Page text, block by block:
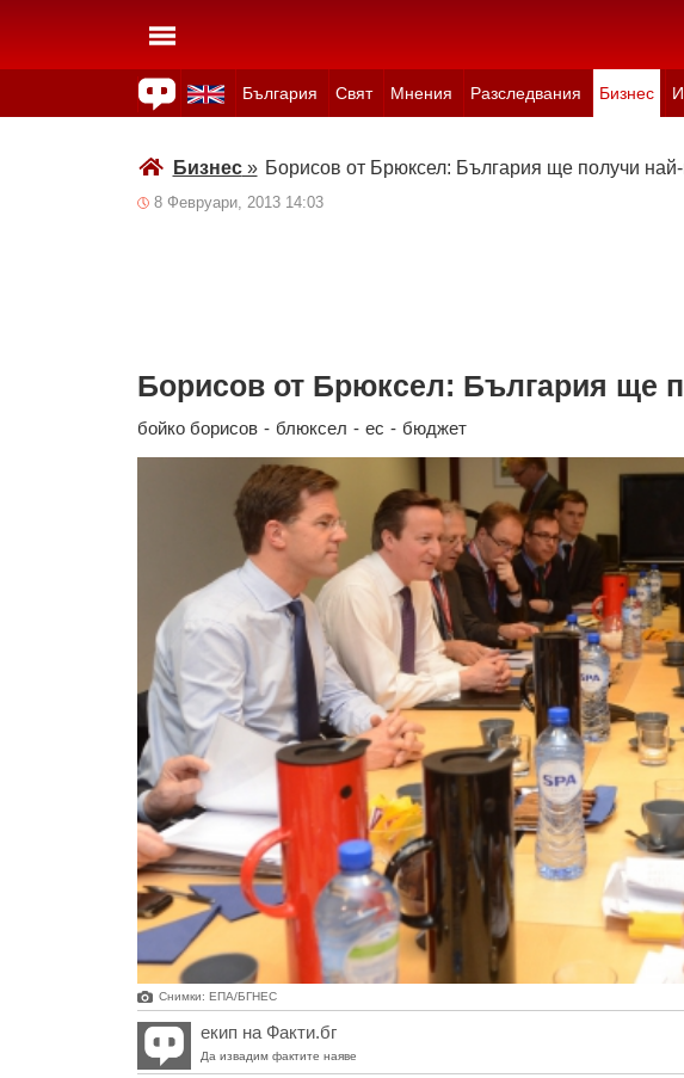
България Свят Мнения Разследвания Бизнес
Бизнес» Борисов от Брюксел: България ще получи
8 Февруари, 2013 14:03
Борисов от Брюксел: България ще
бойко борисов - блюксел - ес - бюджет
Снимки: ЕПА/БГНЕС
екип на Факти.бг
Да извадим фактите наяве